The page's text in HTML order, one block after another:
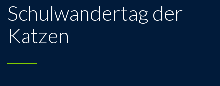
Schulwandertag der
Katzen